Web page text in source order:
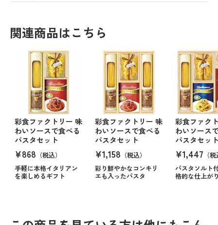
関連商品はこちら
彩食ファクトリー 味
わいソースで食べる
パスタセット
¥868 （税込）
手軽に本格イタリアン
を楽しめるギフト
彩食ファクトリー 味
わいソースで食べる
パスタセット
¥1,158 （税込）
彩り鮮やかなコンキリ
エも入ったパスタ
彩食ファク
わいソース
パスタセッ
¥1,447 （
パスタソルト
格的な仕上が